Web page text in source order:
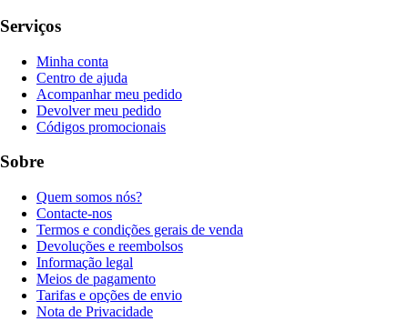
Serviços
Minha conta
Centro de ajuda
Acompanhar meu pedido
Devolver meu pedido
Códigos promocionais
Sobre
Quem somos nós?
Contacte-nos
Termos e condições gerais de venda
Devoluções e reembolsos
Informação legal
Meios de pagamento
Tarifas e opções de envio
Nota de Privacidade